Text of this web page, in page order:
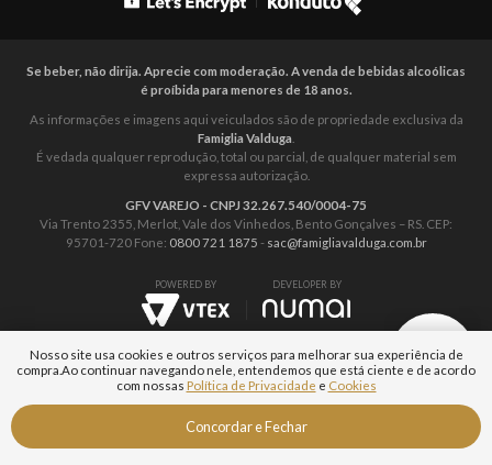
Se beber, não dirija. Aprecie com moderação. A venda de bebidas alcoólicas
é proíbida para menores de 18 anos.
As informações e imagens aqui veiculados são de propriedade exclusiva da
Famiglia Valduga
É vedada qualquer reprodução, total ou parcial, de qualquer material sem
expressa autorização.
GFV VAREJO - CNPJ 32.267.540/0004-75
Via Trento 2355, Merlot, Vale dos Vinhedos, Bento Gonçalves – RS. CEP:
95701-720 Fone: 0800 721 1875 - sac@famigliavalduga.com.br
POWERED BY DEVELOPER BY
Nosso site usa cookies e outros serviços para melhorar sua experiência de
compra. Ao continuar navegando nele, entendemos que está ciente e de acordo
com nossas Política de Privacidade e Cookies
Concordar e Fechar